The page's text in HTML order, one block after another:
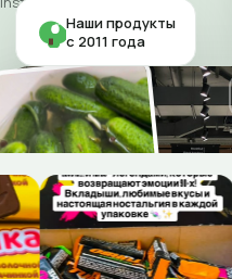
Наши продукты
с 2011 года